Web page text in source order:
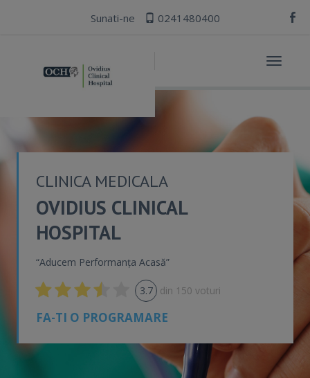
Sunati-ne 0241480400
Toggle
CLINICA MEDICALA
OVIDIUS CLINICAL
HOSPITAL
“Aducem Performanța Acasă”
3.7 din 150 voturi
FA-TI O PROGRAMARE